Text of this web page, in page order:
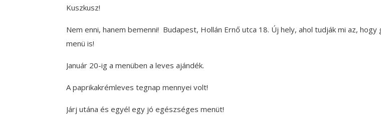
Kuszkusz!
Nem enni, hanem bemenni! Budapest, Hollán Ernő utca 18. Új hely, ahol tudják mi az,
menü is!
Január 20-ig a menüben a leves ajándék.
A paprikakrémleves tegnap mennyei volt!
Járj utána és egyél egy jó egészséges menüt!